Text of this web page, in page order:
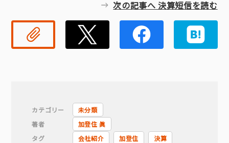
次の記事へ 決算短信を読む
リンクコピー Twitter
カテゴリー
未分類
著者
加登住 眞
タグ
会社紹介 加登住 決算